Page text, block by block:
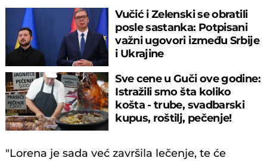
Vučić i Zelenski se obratili
posle sastanka: Potpisani
važni ugovori između Srbije
i Ukrajine
Sve cene u Guči ove godine:
Istražili smo šta koliko
košta - trube, svadbarski
kupus, roštilj, pečenje!
"Lorena je sada već završila lečenje, te će